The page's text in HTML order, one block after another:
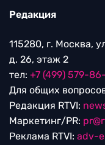
Редакция
115280, г. Москва,
д. 26, этаж 2
тел: +7 (499) 579-
Для общих
Редакция RTVI:
Маркетинг/PR:
Реклама RTVI: adv-